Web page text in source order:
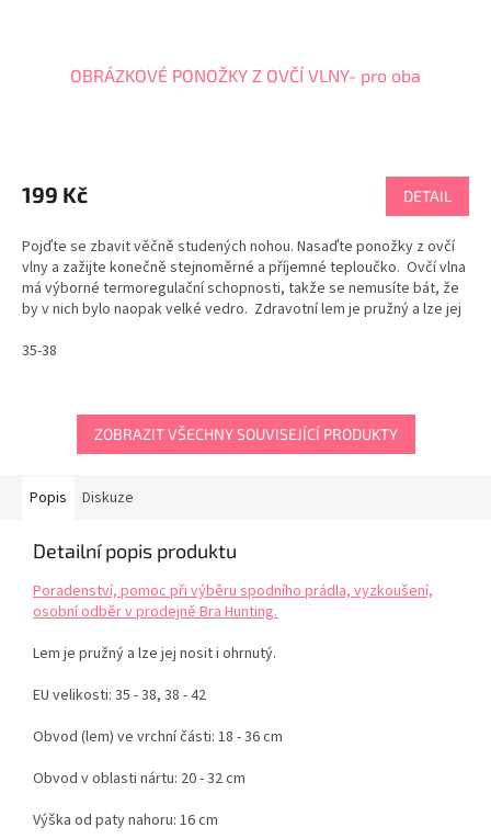
OBRÁZKOVÉ PONOŽKY Z OVČÍ VLNY- pro oba
produktu
je
z
5
hvězdiček.
199 Kč DETAIL
Pojďte se zbavit věčně studených nohou. Nasaďte ponožky z ovčí
vlny a zažijte konečně stejnoměrné a příjemné teploučko. Ovčí vlna
má výborné termoregulační schopnosti, takže se nemusíte bát, že
by v nich bylo naopak velké vedro. Zdravotní lem je pružný a lze jej
35-38
ZOBRAZIT VŠECHNY SOUVISEJÍCÍ PRODUKTY
Popis Diskuze
Detailní popis produktu
Poradenství, pomoc při výběru spodního prádla, vyzkoušení,
osobní odběr v prodejně Bra Hunting.
Lem je pružný a lze jej nosit i ohrnutý.
EU velikosti: 35 - 38, 38 - 42
Obvod (lem) ve vrchní části: 18 - 36 cm
Obvod v oblasti nártu: 20 - 32 cm
Výška od paty nahoru: 16 cm